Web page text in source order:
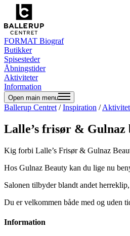
FORMAT Biograf
Butikker
Spisesteder
Åbningstider
Aktiviteter
Information
Open main menu
Ballerup Centret /Inspiration /
Lalle’s frisør & Gulnaz
Kig forbi Lalle’s Frisør & Gulnaz
Hos Gulnaz Beauty kan du lige nu
Salonen tilbyder blandt andet
Du er velkommen både med og uden
Information